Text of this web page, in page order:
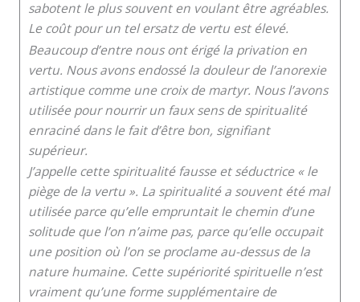
sabotent le plus souvent en voulant être agréables.
Le coût pour un tel ersatz de vertu est élevé.
Beaucoup d’entre nous ont érigé la privation en
vertu. Nous avons endossé la douleur de l’anorexie
artistique comme une croix de martyr. Nous l’avons
utilisée pour nourrir un faux sens de spiritualité
enraciné dans le fait d’être bon, signifiant
supérieur.
J’appelle cette spiritualité fausse et séductrice « le
piège de la vertu ». La spiritualité a souvent été mal
utilisée parce qu’elle empruntait le chemin d’une
solitude que l’on n’aime pas, parce qu’elle occupait
une position où l’on se proclame au-dessus de la
nature humaine. Cette supériorité spirituelle n’est
vraiment qu’une forme supplémentaire de